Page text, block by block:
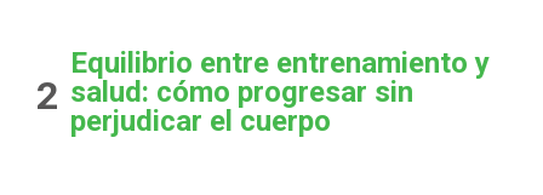
2
Equilibrio entre entrenamiento y
salud: cómo progresar sin
perjudicar el cuerpo